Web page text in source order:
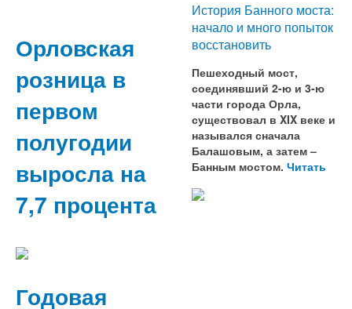
Орловская
розница в
первом
полугодии
выросла на
7,7 процента
Годовая
История Банного моста:
начало и много попыток
восстановить
Пешеходный мост,
соединявший 2-ю и 3-ю
части города Орла,
существовал в XIX веке и
назывался сначала
Балашовым, а затем –
Банным мостом. Читать